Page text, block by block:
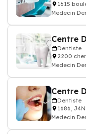
1615
Medecin
Dentiste
2200
Medecin
Centre
Dentiste
1686,
Medecin